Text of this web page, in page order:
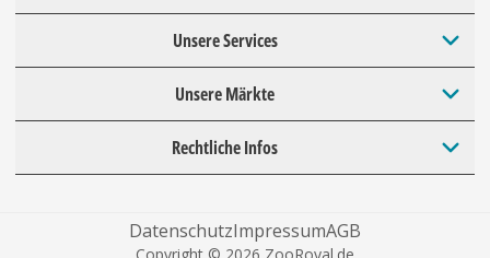
Unsere Services
Unsere Märkte
Rechtliche Infos
DatenschutzImpressumAGB
Copyright © 2026 ZooRoyal.de